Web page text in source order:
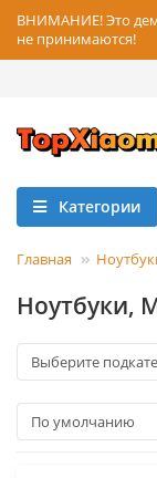
ВНИМАНИЕ! Это
не принимаются!
Категории
Главная
Ноутбуки,